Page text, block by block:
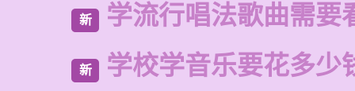
新 学流行唱法歌曲需要
新 学校学音乐要花多少